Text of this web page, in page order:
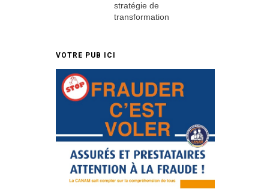
stratégie de
transformation
VOTRE PUB ICI